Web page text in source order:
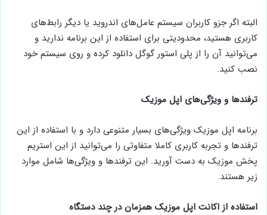
البته اگر جزو کاربران سیستم عامل‌های اندروید یا دیگر رابط‌های
کاربری هستید، محدودیتی برای استفاده از این برنامه ندارید و
می‌توانید آن را از پلی استور گوگل دانلود کرده و روی سیستم خود
نصب کنید.
ترفندها و ویژگی‌های اپل موزیک
برنامه اپل موزیک ویژگی‌های بسیار متنوعی دارد و با استفاده از این
ترفندها و تجربه کاربری کاملا متفاوتی را می‌توانید از این استریم
پخش موزیک به دست آورید. این ترفندها و ویژگی‌ها شامل موارد
زیر هستند.
استفاده از اکانت اپل موزیک همزمان در چند دستگاه